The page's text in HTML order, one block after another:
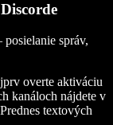
správ,
overte aktiváciu
kanáloch nájdete v
textových